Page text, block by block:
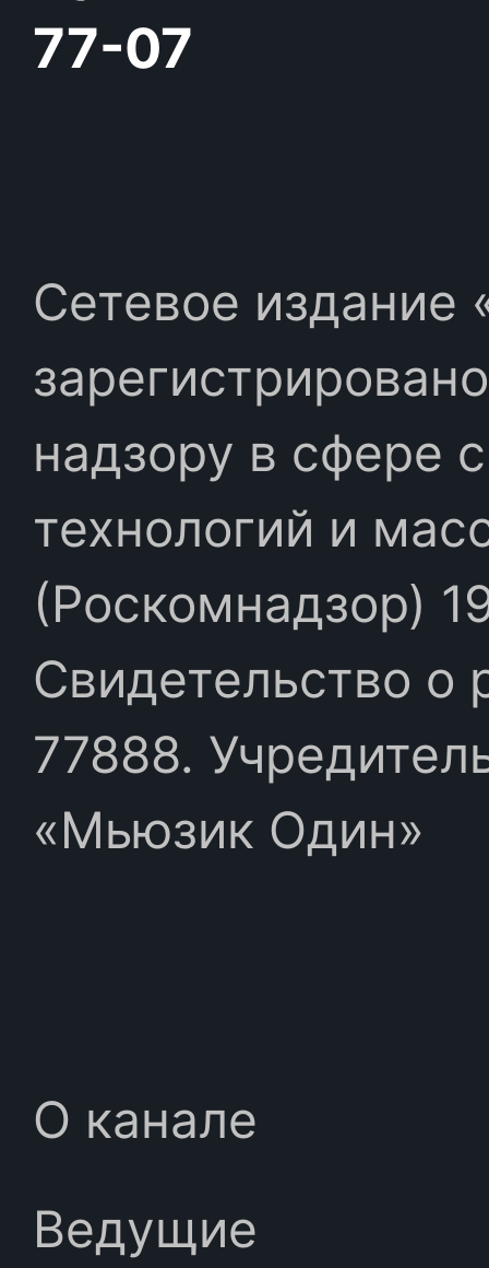
77-07
Сетевое издание
надзору в сфере
технологий и
(Роскомнадзор)
Свидетельство
77888.
«Мьюзик Один»
О канале
Ведущие